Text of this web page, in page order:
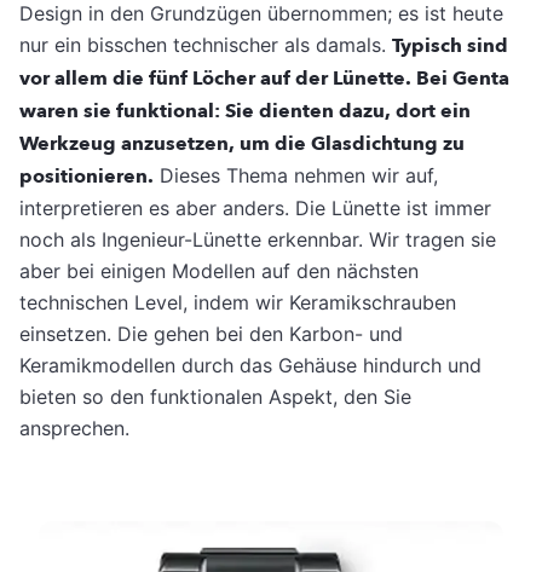
Design in den Grundzügen übernommen; es ist heute
nur ein bisschen technischer als damals. Typisch sind
vor allem die fünf Löcher auf der Lünette. Bei Genta
waren sie funktional: Sie dienten dazu, dort ein
Werkzeug anzusetzen, um die Glasdichtung zu
positionieren. Dieses Thema nehmen wir auf,
interpretieren es aber anders. Die Lünette ist immer
noch als Ingenieur-Lünette erkennbar. Wir tragen sie
aber bei einigen Modellen auf den nächsten
technischen Level, indem wir Keramikschrauben
einsetzen. Die gehen bei den Karbon- und
Keramikmodellen durch das Gehäuse hindurch und
bieten so den funktionalen Aspekt, den Sie
ansprechen.